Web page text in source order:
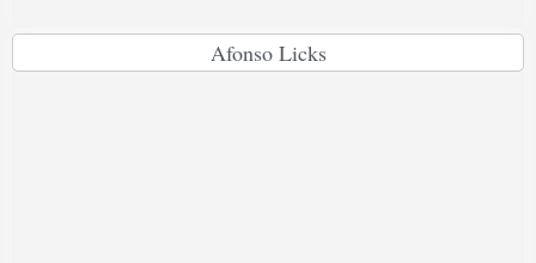
Afonso Licks